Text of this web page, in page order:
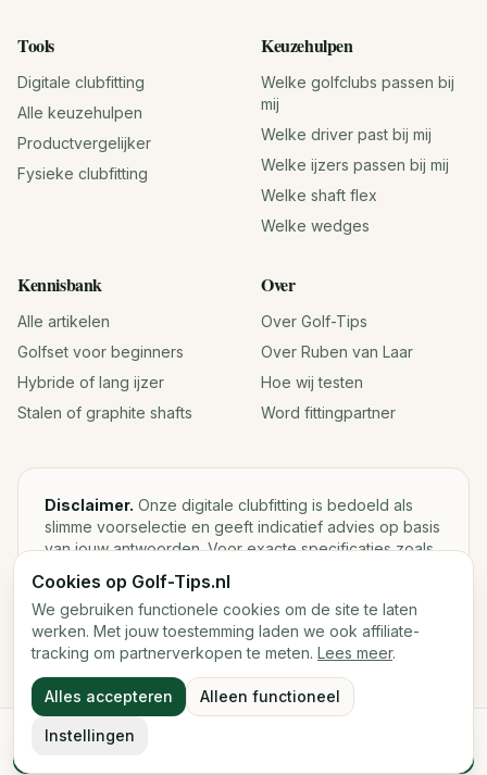
Tools
Digitale clubfitting
Alle keuzehulpen
Productvergelijker
Fysieke clubfitting
Keuzehulpen
Welke golfclubs passen bij
mij
Welke driver past bij mij
Welke ijzers passen bij mij
Welke shaft flex
Welke wedges
Kennisbank
Alle artikelen
Golfset voor beginners
Hybride of lang ijzer
Stalen of graphite shafts
Over
Over Golf-Tips
Over Ruben van Laar
Hoe wij testen
Word fittingpartner
Disclaimer. Onze digitale clubfitting is bedoeld als
slimme voorselectie en geeft indicatief advies op basis
van jouw antwoorden. Voor exacte specificaties zoals
loft, lie, shaftgewicht en swingweight blijft een fysieke
fitting met launch monitor de beste keuze.
2026Golf-Tips.nl — Het slimste golfadviesplatform van
Nederland.
Cookies op Golf-Tips.nl
We gebruiken functionele cookies om de site te laten
werken. Met jouw toestemming laden we ook affiliate-
tracking om partnerverkopen te meten. Lees meer.
Alles accepteren Alleen functioneel
Instellingen